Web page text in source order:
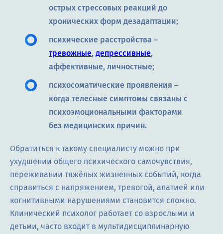
острых стрессовых реакций до
хронических форм дезадаптации;
психические расстройства –
тревожные, депрессивные,
аффективные, личностные;
психосоматические проявления –
когда телесные симптомы связаны с
психоэмоциональными факторами
без медицинских причин.
Обратиться к такому специалисту можно при
ухудшении общего психического самочувствия,
переживании тяжёлых жизненных событий, когда
справиться с напряжением, тревогой, апатией или
когнитивными нарушениями становится сложно.
Клинический психолог работает со взрослыми и
детьми, часто входит в мультидисциплинарную